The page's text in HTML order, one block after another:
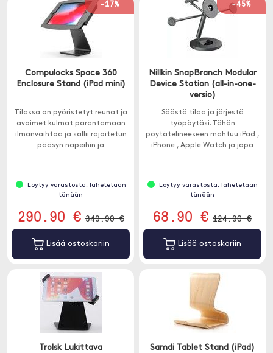
-17%
Compulocks Space 360
Enclosure Stand (iPad mini)
Tilassa on pyöristetyt reunat ja
avoimet kulmat parantamaan
ilmanvaihtoa ja sallii rajoitetun
pääsyn napeihin ja
Löytyy varastosta, lähetetään
tänään
290.90 € 349.90 €
Lisää ostoskoriin
-45%
Nillkin SnapBranch Modular
Device Station (all-in-one-
versio)
Säästä tilaa ja järjestä
työpöytäsi. Tähän
pöytätelineeseen mahtuu iPad ,
iPhone , Apple Watch ja jopa
Löytyy varastosta, lähetetään
tänään
68.90 € 124.90 €
Lisää ostoskoriin
Trolsk Lukittava
Samdi Tablet Stand (iPad)